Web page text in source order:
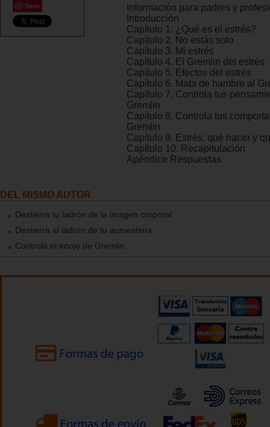
Save
Información para padres y
Introducción
Capítulo 1. ¿Qué es el estrés?
Capítulo 2. No estás solo
Capítulo 3. Mi estrés
Capítulo 4. El Gremlin del estrés
Capítulo 5. Efectos del estrés
Capítulo 6. Mata de hambre al
Capítulo 7. Controla tus
Gremlin
Capítulo 8. Controla tus
Gremlin
Capítulo 9. Estrés: qué hacer y
Capítulo 10. Recapitulación
Apéndice Respuestas
DEL MISMO AUTOR
Destierra tu ladrón de la imagen corporal
Destierra al ladrón de tu autoestima
Controla el enojo de Gremlin